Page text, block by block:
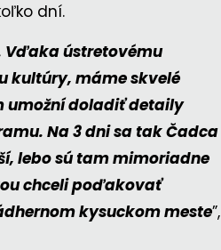
dní.
Vďaka ústretovému
kultúry, máme skvelé
umožní doladiť detaily
Na 3 dni sa tak Čadca
lebo sú tam mimoriadne
chceli poďakovať
kysuckom meste”,